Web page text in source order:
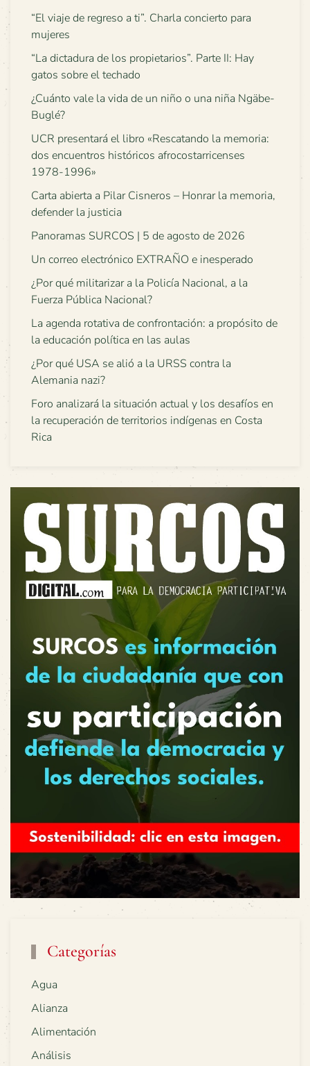
“El viaje de regreso a ti”. Charla concierto para
mujeres
“La dictadura de los propietarios”. Parte II: Hay
gatos sobre el techado
¿Cuánto vale la vida de un niño o una niña Ngäbe-
Buglé?
UCR presentará el libro «Rescatando la memoria:
dos encuentros históricos afrocostarricenses
1978-1996»
Carta abierta a Pilar Cisneros – Honrar la memoria,
defender la justicia
Panoramas SURCOS | 5 de agosto de 2026
Un correo electrónico EXTRAÑO e inesperado
¿Por qué militarizar a la Policía Nacional, a la
Fuerza Pública Nacional?
La agenda rotativa de confrontación: a propósito de
la educación política en las aulas
¿Por qué USA se alió a la URSS contra la
Alemania nazi?
Foro analizará la situación actual y los desafíos en
la recuperación de territorios indígenas en Costa
Rica
Categorías
Agua
Alianza
Alimentación
Análisis